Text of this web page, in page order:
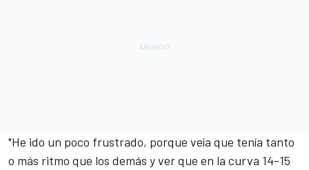
"He ido un poco frustrado, porque veía que tenía tanto
o más ritmo que los demás y ver que en la curva 14-15